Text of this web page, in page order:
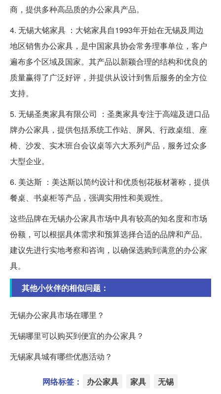
商，提供多种高品质的办公家具产品。
4. 无锡大铭家具 ：大铭家具自1993年开始在无锡及周边
地区销售办公家具，是中国家具协会常务理事单位，客户
遍布多个区域及国家。其产品以新颖合理的结构和优良的
质量赢得了广泛好评，并提供从设计到售后服务的全方位
支持。
5. 无锡圣奥家具有限公司 ：圣奥家具专注于高端及进口品
牌办公家具，提供包括系统工作站、屏风、行政桌组、座
椅、沙发、实木班台会议桌等六大系列产品，服务过众多
大型企业。
6. 美达斯 ：美达斯以简约设计和优质刨花板材著称，提供
餐桌、书桌柜等产品，强调实用性和美观性。
这些品牌在无锡办公家具市场中具有较高的知名度和市场
份额，可以根据具体需求和预算选择合适的品牌和产品。
建议先进行实地考察和咨询，以确保选购到满意的办公家
具。
其他小伙伴的相似问题：
无锡办公家具市场在哪里？
无锡哪里可以购买到便宜的办公家具？
无锡家具城有哪些优惠活动？
网络标签： 办公家具 家具 无锡